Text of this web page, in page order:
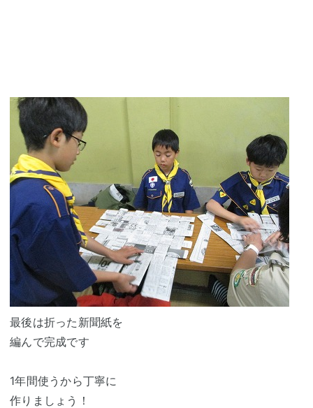
最後は折った新聞紙を
編んで完成です
1年間使うから丁寧に
作りましょう！